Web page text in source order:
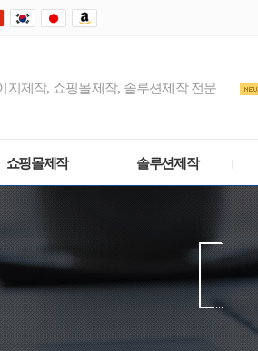
지제작, 쇼핑몰제작, 솔루션제작 전문
쇼핑몰제작 솔루션제작